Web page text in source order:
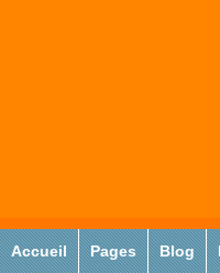
Accueil Pages Blog